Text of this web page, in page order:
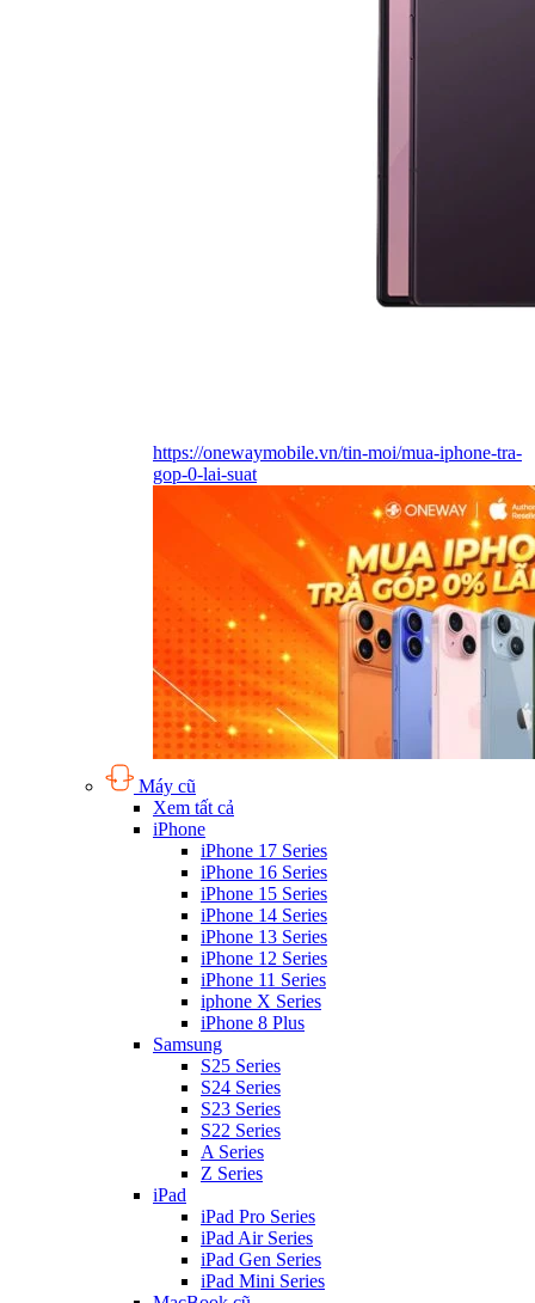
https://onewaymobile.vn/tin-moi/mua-iphone-tra-
gop-0-lai-suat
Máy cũ
Xem tất cả
iPhone
iPhone 17 Series
iPhone 16 Series
iPhone 15 Series
iPhone 14 Series
iPhone 13 Series
iPhone 12 Series
iPhone 11 Series
iphone X Series
iPhone 8 Plus
Samsung
S25 Series
S24 Series
S23 Series
S22 Series
A Series
Z Series
iPad
iPad Pro Series
iPad Air Series
iPad Gen Series
iPad Mini Series